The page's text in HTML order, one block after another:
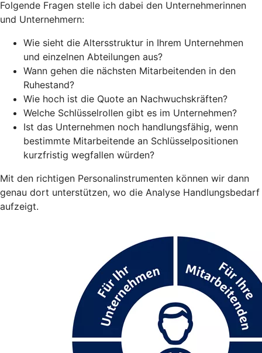
Folgende Fragen stelle ich dabei den Unternehmerinnen
und Unternehmern:
Wie sieht die Altersstruktur in Ihrem Unternehmen
und einzelnen Abteilungen aus?
Wann gehen die nächsten Mitarbeitenden in den
Ruhestand?
Wie hoch ist die Quote an Nachwuchskräften?
Welche Schlüsselrollen gibt es im Unternehmen?
Ist das Unternehmen noch handlungsfähig, wenn
bestimmte Mitarbeitende an Schlüsselpositionen
kurzfristig wegfallen würden?
Mit den richtigen Personalinstrumenten können wir dann
genau dort unterstützen, wo die Analyse Handlungsbedarf
aufzeigt.